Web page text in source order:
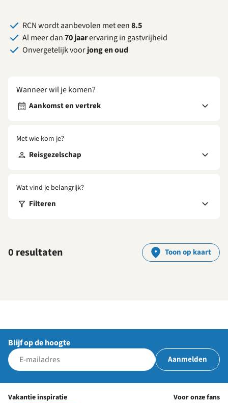
RCN wordt aanbevolen met een8.5
Al meer dan70 jaarervaring in gastvrijheid
Onvergetelijk voorjong en oud
Wanneer wil je komen?
Aankomst en vertrek
Met wie kom je?
Reisgezelschap
Wat vind je belangrijk?
Filteren
0 resultaten Toon op kaart
Blijf op de hoogte
Aanmelden
Vakantie inspiratie Voor onze fans